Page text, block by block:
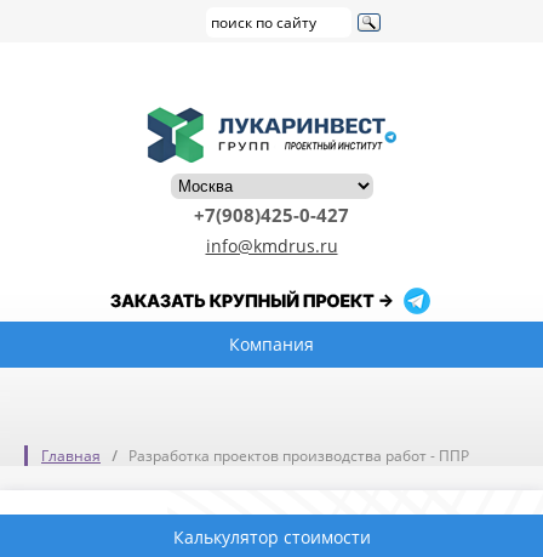
+7(908)425-0-427
info@kmdrus.ru
Компания
Главная Разработка проектов производства работ - ППР
Калькулятор стоимости